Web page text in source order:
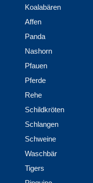
Koalabären
Affen
Panda
Nashorn
Pfauen
Pferde
Rehe
Schildkröten
Schlangen
Schweine
Waschbär
Tigers